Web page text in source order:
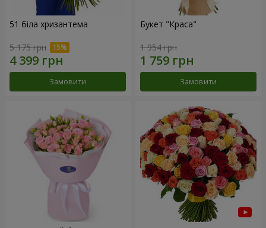
51 біла хризантема
5 175 грн
Замовити
Букет "Краса"
1 954 грн
Замовити